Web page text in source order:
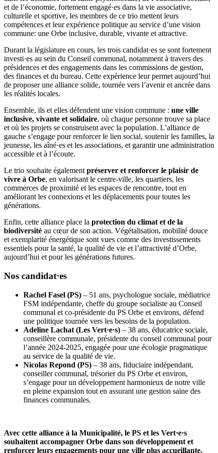
et de l’économie, fortementengagé·es dans la vie associative,
culturelle et sportive, les membres de ce trio mettent leurs
compétences et leur expérience politique au service d’une vision
commune: une Orbe inclusive, durable, vivante et attractive.
Durant la législature en cours, les trois candidat·es se sont fortement
investi·es au sein du Conseil communal, notamment à travers des
présidences et des engagements dans les commissions de gestion,
des finances et du bureau. Cette expérience leur permet aujourd’hui
de proposer une alliance solide, tournée vers l’avenir et ancrée dans
les réalités locales.
Ensemble, ils et elles défendent une vision commune : une ville
inclusive, vivante et solidaire, où chaque personne trouve sa place
et où les projets se construisent avec la population. L’alliance de
gauche s’engage pour renforcer le lien social, soutenir les familles, la
jeunesse, les aîné·es et les associations, et garantir une administration
accessible et à l’écoute.
Le trio souhaite égalementpréserver et renforcer le plaisir de
vivre à Orbe, en valorisant le centre-ville, les quartiers, les
commerces de proximité et les espaces de rencontre, tout en
améliorant les connexions et les déplacements pour toutes les
générations.
Enfin, cette alliance place la protection du climat et de la
biodiversité au cœur de son action. Végétalisation, mobilité douce
et exemplarité énergétique sont vues comme des investissements
essentiels pour la santé, la qualité de vie et l’attractivité d’Orbe,
aujourd’hui et pour les générations futures.
Nos candidat·es
Rachel Fasel (PS) – 51 ans, psychologue sociale, médiatrice
FSM indépendante, cheffe du groupe socialiste au Conseil
communal et co-présidente du PS Orbe et environs, défend
une politique tournée vers les besoins de la population.
Adeline Lachat (Les Vert·e·s) – 38 ans, éducatrice sociale,
conseillère communale, présidente du conseil communal pour
l’année 2024-2025, engagée pour une écologie pragmatique
au service de la qualité de vie.
Nicolas Repond (PS) – 38 ans, fiduciaire indépendant,
conseiller communal, trésorier du PS Orbe et environ,
s’engage pour un développement harmonieux de notre ville
en pleine expansion tout en assurant une gestion saine des
finances communales.
Avec cette alliance à la Municipalité, le PS et les Vert·e·s
souhaitent accompagner Orbe dans son développement et
renforcer leurs engagements pour une ville plus accueillante,